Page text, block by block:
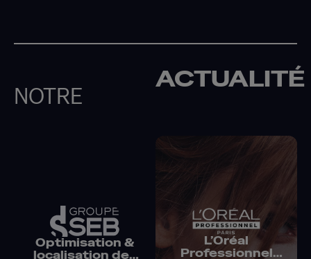
NOTRE
ACTUALITÉ
Optimisation &
localisation des
L’Oréal
Professionnel